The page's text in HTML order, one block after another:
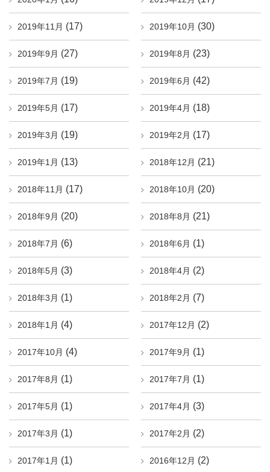
2019年11月 (17) 2019年10月 (30)
2019年9月 (27) 2019年8月 (23)
2019年7月 (19) 2019年6月 (42)
2019年5月 (17) 2019年4月 (18)
2019年3月 (19) 2019年2月 (17)
2019年1月 (13) 2018年12月 (21)
2018年11月 (17) 2018年10月 (20)
2018年9月 (20) 2018年8月 (21)
2018年7月 (6) 2018年6月 (1)
2018年5月 (3) 2018年4月 (2)
2018年3月 (1) 2018年2月 (7)
2018年1月 (4) 2017年12月 (2)
2017年10月 (4) 2017年9月 (1)
2017年8月 (1) 2017年7月 (1)
2017年5月 (1) 2017年4月 (3)
2017年3月 (1) 2017年2月 (2)
2017年1月 (1) 2016年12月 (2)